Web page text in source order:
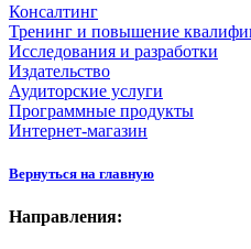
Консалтинг
Тренинг и повышение
Исследования и разработки
Издательство
Аудиторские услуги
Программные продукты
Интернет-магазин
Вернуться на главную
Направления: